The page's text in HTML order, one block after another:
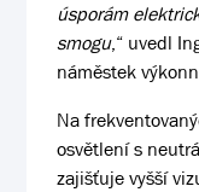
úsporám
smogu,“ uvedl
náměstek
Na
osvětlení s
zajišťuje vyšší